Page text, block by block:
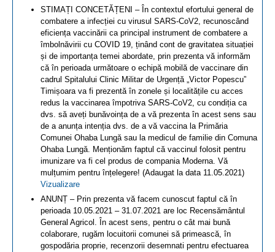
STIMAȚI CONCETĂȚENI – În contextul efortului general de
combatere a infecției cu virusul SARS-CoV2, recunoscând
eficiența vaccinării ca principal instrument de combatere a
îmbolnăvirii cu COVID 19, ținând cont de gravitatea situației
și de importanța temei abordate, prin prezenta vă informăm
că în perioada următoare o echipă mobilă de vaccinare din
cadrul Spitalului Clinic Militar de Urgență „Victor Popescu”
Timișoara va fi prezentă în zonele și localitățile cu acces
redus la vaccinarea împotriva SARS-CoV2, cu condiția ca
dvs. să aveți bunăvoința de a vă prezenta în acest sens sau
de a anunța intenția dvs. de a vă vaccina la Primăria
Comunei Ohaba Lungă sau la medicul de familie din Comuna
Ohaba Lungă. Menționăm faptul că vaccinul folosit pentru
imunizare va fi cel produs de compania Moderna. Vă
mulțumim pentru înțelegere! (Adaugat la data 11.05.2021)
Vizualizare
ANUNȚ – Prin prezenta vă facem cunoscut faptul că în
perioada 10.05.2021 – 31.07.2021 are loc Recensământul
General Agricol. În acest sens, pentru o cât mai bună
colaborare, rugăm locuitorii comunei să primească, în
gospodăria proprie, recenzorii desemnati pentru efectuarea